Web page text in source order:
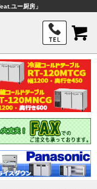
ユー厨房」